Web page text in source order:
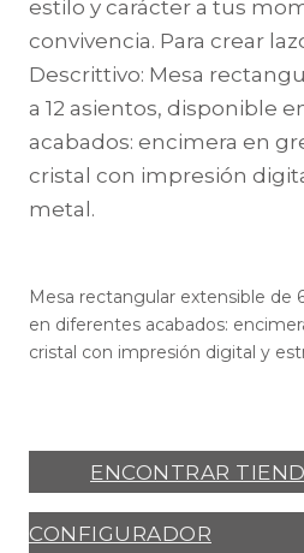
estilo y carácter a tus
convivencia. Para crear
Descrittivo: Mesa
a 12 asientos, disponible
acabados: encimera en
cristal con impresión
metal.
Mesa rectangular extensible de
en diferentes acabados:
cristal con impresión digital y
ENCONTRAR
CONFIGURADOR